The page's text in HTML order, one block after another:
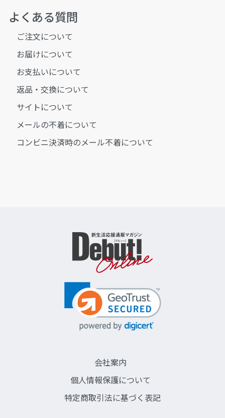
よくある質問
ご注文について
お届けについて
お支払いについて
返品・交換について
サイトについて
メールの不着について
コンビニ決済時のメール不着について
会社案内
個人情報保護について
特定商取引法に基づく表記